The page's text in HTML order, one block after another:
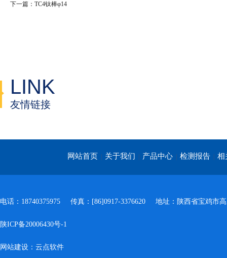
下一篇：TC4钛棒φ14
LINK
友情链接
网站首页 关于我们 产品中心 检测报告 相
电话：18740375975 传真：[86]0917-3376620 地址：陕西省宝鸡市
陕ICP备20006430号-1
网站建设：云点软件